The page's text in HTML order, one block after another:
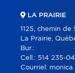
LA PRAIRIE
1125, chemin de
La Prairie,
Bur.:
Cell.: 514 235-
Courriel: